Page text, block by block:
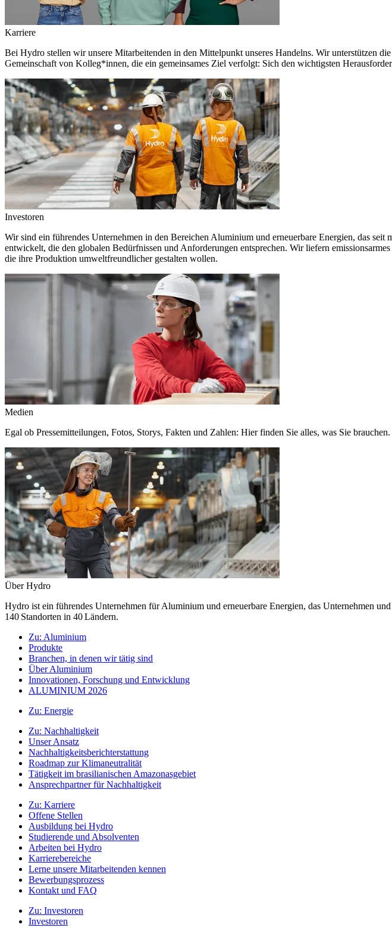
Karriere
Bei Hydro stellen wir unsere Mitarbeitenden in den Mittelpunkt unseres Handelns. Wir unterstützen
Gemeinschaft von Kolleg*innen, die ein gemeinsames Ziel verfolgt: Sich den wichtigsten
Investoren
Wir sind ein führendes Unternehmen in den Bereichen Aluminium und erneuerbare Energien, das
entwickelt, die den globalen Bedürfnissen und Anforderungen entsprechen. Wir liefern
die ihre Produktion umweltfreundlicher gestalten wollen.
Medien
Egal ob Pressemitteilungen, Fotos, Storys, Fakten und Zahlen: Hier finden Sie alles, was Sie brauchen.
Über Hydro
Hydro ist ein führendes Unternehmen für Aluminium und erneuerbare Energien, das Unternehmen
140 Standorten in 40 Ländern.
Zu: Aluminium
Produkte
Branchen, in denen wir tätig sind
Über Aluminium
Innovationen, Forschung und Entwicklung
ALUMINIUM 2026
Zu: Energie
Zu: Nachhaltigkeit
Unser Ansatz
Nachhaltigkeitsberichterstattung
Roadmap zur Klimaneutralität
Tätigkeit im brasilianischen Amazonasgebiet
Ansprechpartner für Nachhaltigkeit
Zu: Karriere
Offene Stellen
Ausbildung bei Hydro
Studierende und Absolventen
Arbeiten bei Hydro
Karrierebereiche
Lerne unsere Mitarbeitenden kennen
Bewerbungsprozess
Kontakt und FAQ
Zu: Investoren
Investoren